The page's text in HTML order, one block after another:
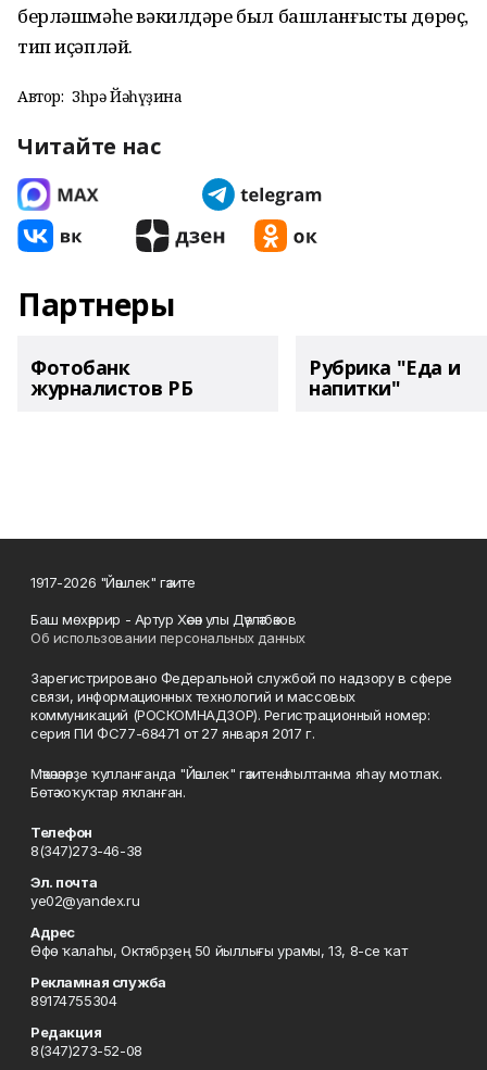
берләшмәһе вәкилдәре был башланғысты дөрөҫ,
тип иҫәпләй.
Автор: Зөһрә Йәһүҙина
Читайте нас
Партнеры
Фотобанк
журналистов РБ
Рубрика "Еда и
напитки"
1917-2026 "Йәшлек" гәзите
Баш мөхәррир - Артур Хәсән улы Дәүләтбәков
Об использовании персональных данных
Зарегистрировано Федеральной службой по надзору в сфере
связи, информационных технологий и массовых
коммуникаций (РОСКОМНАДЗОР). Регистрационный номер:
серия ПИ ФС77-68471 от 27 января 2017 г.
Мәҡәләләрҙе ҡулланғанда "Йәшлек" гәзитенә һылтанма яһау мотлаҡ.
Бөтә хоҡуҡтар яҡланған.
Телефон
8(347)273-46-38
Эл. почта
ye02@yandex.ru
Адрес
Өфө ҡалаһы, Октябрҙең 50 йыллығы урамы, 13, 8-се ҡат
Рекламная служба
89174755304
Редакция
8(347)273-52-08